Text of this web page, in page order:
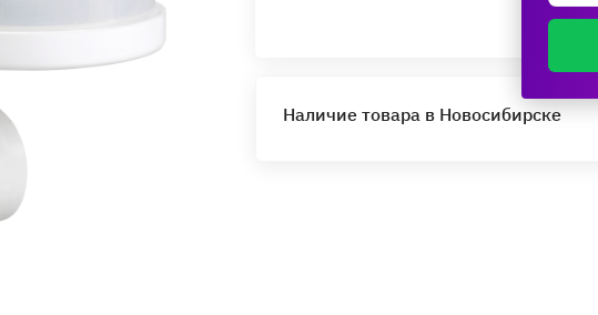
Наличие товара в Новосибирске